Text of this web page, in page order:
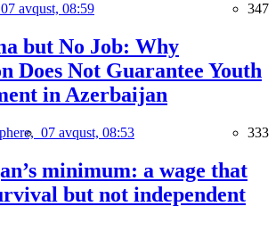
07 avqust, 08:59 347
but No Job: Why
Does Not Guarantee Youth
in Azerbaijan
07 avqust, 08:53 333
minimum: a wage that
but not independent